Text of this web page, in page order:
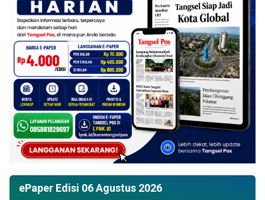
ePaper Edisi 06 Agustus 2026